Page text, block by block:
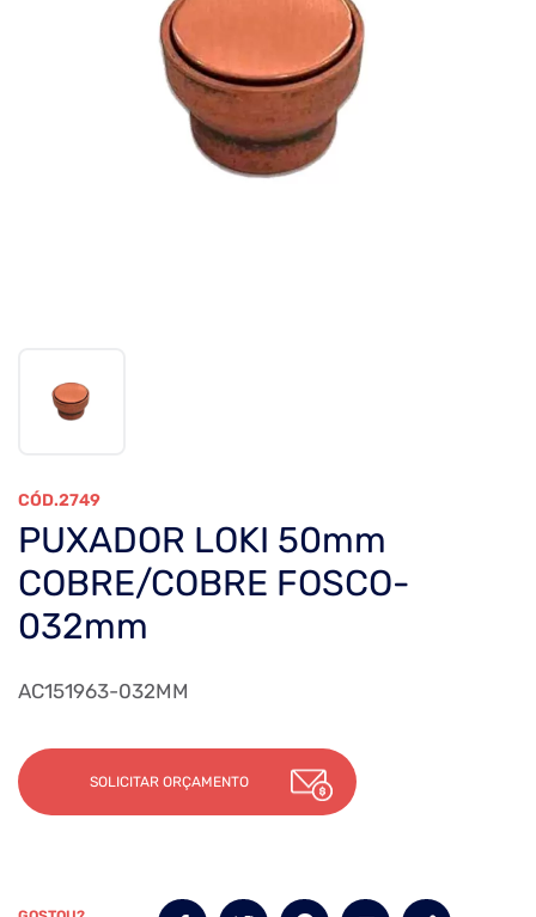
2749
PUXADOR LOKI 50mm
COBRE/COBRE FOSCO-
032mm
AC151963-032MM
SOLICITAR ORÇAMENTO